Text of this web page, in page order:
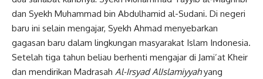
dan Syekh Muhammad bin Abdulhamid al-Sudani. Di negeri
baru ini selain mengajar, Syekh Ahmad menyebarkan
gagasan baru dalam lingkungan masyarakat Islam Indonesia.
Setelah tiga tahun beliau berhenti mengajar di Jami’at Kheir
dan mendirikan Madrasah Al-Irsyad AlIslamiyyahyang